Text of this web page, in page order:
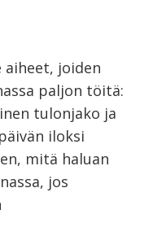
aiheet, joiden
paljon töitä:
tulonjako ja
iloksi
mitä haluan
jos